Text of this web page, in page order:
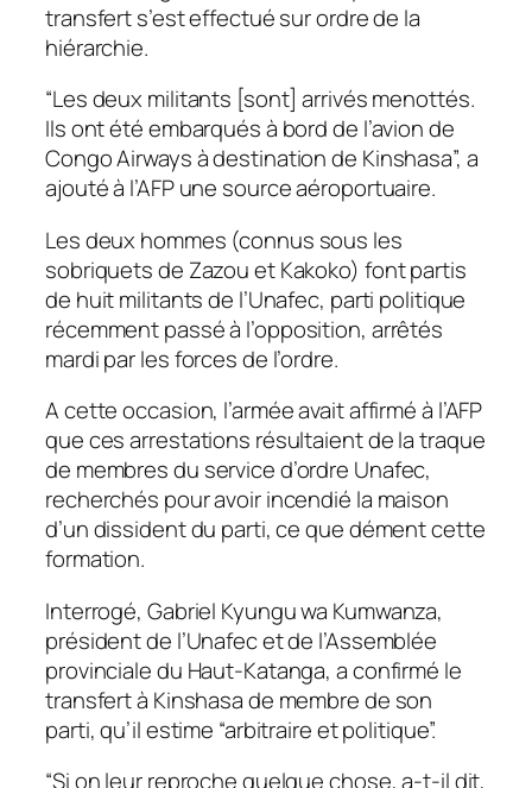
transfert s’est effectué sur ordre de la
hiérarchie.
“Les deux militants [sont] arrivés menottés.
Ils ont été embarqués à bord de l’avion de
Congo Airways à destination de Kinshasa”, a
ajouté à l’AFP une source aéroportuaire.
Les deux hommes (connus sous les
sobriquets de Zazou et Kakoko) font partis
de huit militants de l’Unafec, parti politique
récemment passé à l’opposition, arrêtés
mardi par les forces de l’ordre.
A cette occasion, l’armée avait affirmé à l’AFP
que ces arrestations résultaient de la traque
de membres du service d’ordre Unafec,
recherchés pour avoir incendié la maison
d’un dissident du parti, ce que dément cette
formation.
Interrogé, Gabriel Kyungu wa Kumwanza,
président de l’Unafec et de l’Assemblée
provinciale du Haut-Katanga, a confirmé le
transfert à Kinshasa de membre de son
parti, qu’il estime “arbitraire et politique”.
“Si on leur reproche quelque chose, a-t-il dit,